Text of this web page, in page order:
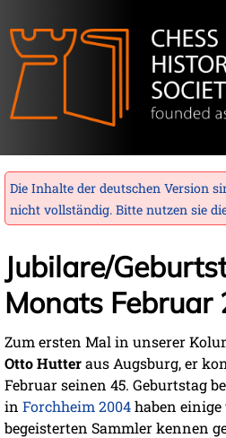
Die Inhalte der deutschen Version
nicht vollständig. Bitte nutzen sie
Jubilare/
Monats Februar
Zum ersten Mal in unserer
Otto Hutteraus Augsburg, er
Februar seinen 45. Geburtstag
in Forchheim 2004haben
begeisterten Sammler kennen